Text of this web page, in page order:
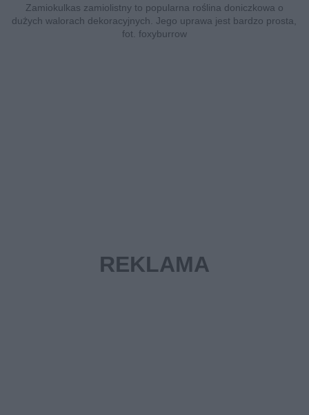
Zamiokulkas zamiolistny to popularna roślina doniczkowa o
dużych walorach dekoracyjnych. Jego uprawa jest bardzo prosta,
fot. foxyburrow